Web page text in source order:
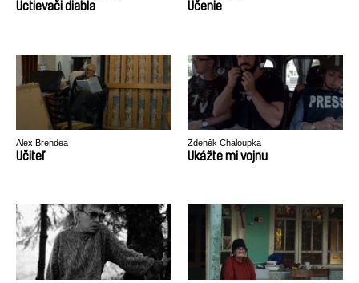
Uctievači diabla Učenie
Alex Brendea
Učiteľ
Zdeněk Chaloupka
Ukážte mi vojnu